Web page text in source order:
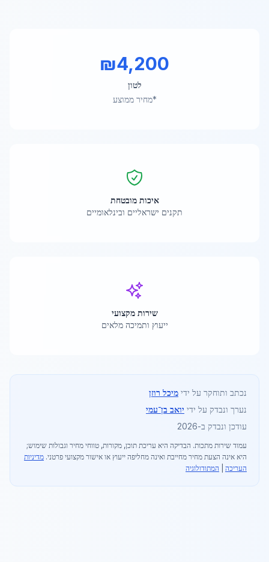
₪4,200
לטון
*מחיר ממוצע
איכות מובטחת
תקנים ישראליים ובינלאומיים
שירות מקצועי
ייעוץ ותמיכה מלאים
נכתב ותוחקר על ידי מיכל רוזן
נערך ונבדק על ידי יואב בן־עמי
עודכן ונבדק ב-2026
עמוד שירות מתכות. הבדיקה היא עריכת תוכן, מקורות, טווחי מחיר וגבולות שימוש;
היא אינה הצעת מחיר מחייבת ואינה מחליפה ייעוץ או אישור מקצועי פרטני. מדיניות
העריכה
המתודולוגיה